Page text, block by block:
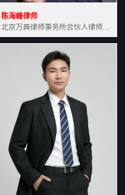
陈海峰律师
北京万典律师事务所合伙人律师土地房产专业资深律师